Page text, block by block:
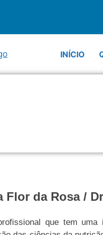
INÍCIO
Flor da Rosa /
que tem uma